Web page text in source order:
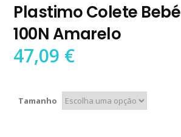
Plastimo Colete Bebé
100N Amarelo
47,09 €
Tamanho